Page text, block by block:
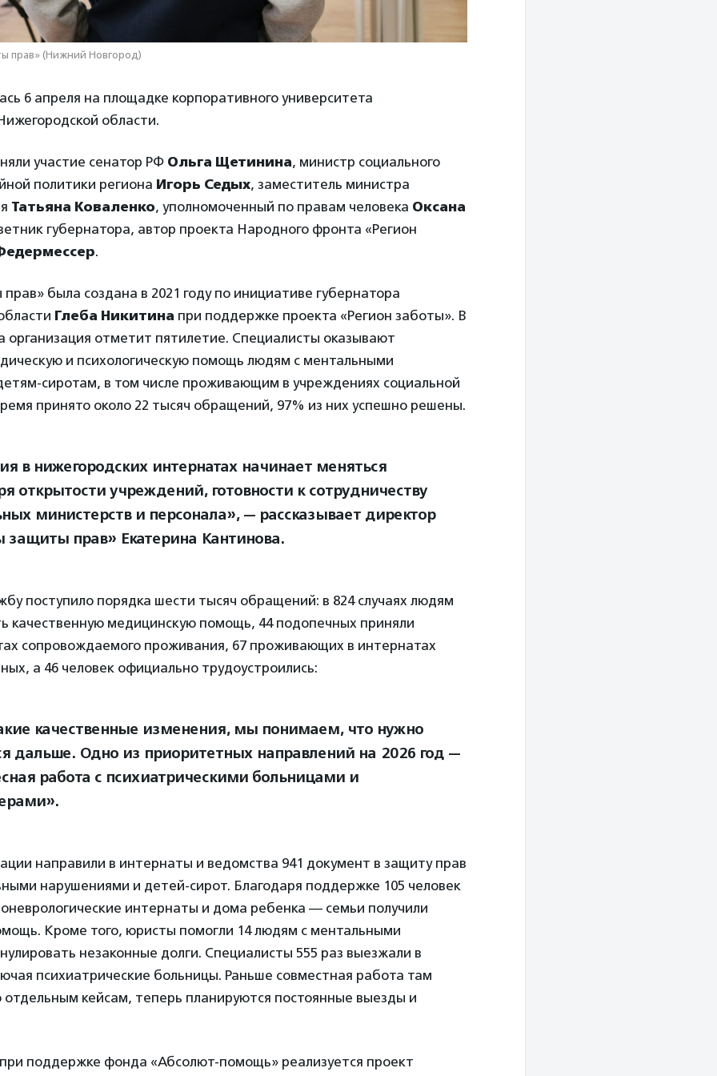
прав» (Нижний Новгород)
6 апреля на площадке корпоративного университета
области.
участие сенатор РФ Ольга Щетинина, министр социального
политики региона Игорь Седых, заместитель министра
Татьяна Коваленко, уполномоченный по правам человека Оксана
губернатора, автор проекта Народного фронта «Регион
.
была создана в 2021 году по инициативе губернатора
Глеба Никитина при поддержке проекта «Регион заботы». В
организация отметит пятилетие. Специалисты оказывают
и психологическую помощь людям с ментальными
сиротам, в том числе проживающим в учреждениях социальной
принято около 22 тысяч обращений, 97% из них успешно решены.
в нижегородских интернатах начинает меняться
открытости учреждений, готовности к сотрудничеству
министерств и персонала», — рассказывает директор
прав» Екатерина Кантинова.
поступило порядка шести тысяч обращений: в 824 случаях людям
качественную медицинскую помощь, 44 подопечных приняли
сопровождаемого проживания, 67 проживающих в интернатах
а 46 человек официально трудоустроились:
качественные изменения, мы понимаем, что нужно
дальше. Одно из приоритетных направлений на 2026 год —
работа с психиатрическими больницами и
направили в интернаты и ведомства 941 документ в защиту прав
нарушениями и детей-сирот. Благодаря поддержке 105 человек
интернаты и дома ребенка — семьи получили
Кроме того, юристы помогли 14 людям с ментальными
незаконные долги. Специалисты 555 раз выезжали в
психиатрические больницы. Раньше совместная работа там
отдельным кейсам, теперь планируются постоянные выезды и
поддержке фонда «Абсолют-помощь» реализуется проект